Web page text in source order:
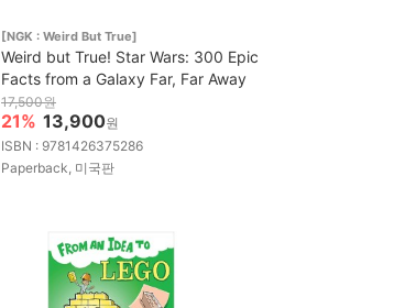
[NGK : Weird But True]
Weird but True! Star Wars: 300 Epic
Facts from a Galaxy Far, Far Away
17,500원
21% 13,900원
ISBN : 9781426375286
Paperback, 미국판